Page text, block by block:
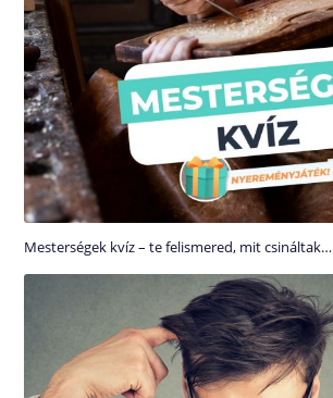
Mesterségek kvíz – te felismered, mit csináltak…